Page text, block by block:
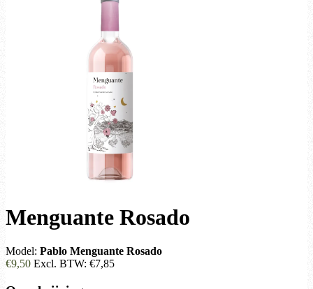
Menguante Rosado
Model: Pablo Menguante Rosado
€9,50 Excl. BTW: €7,85